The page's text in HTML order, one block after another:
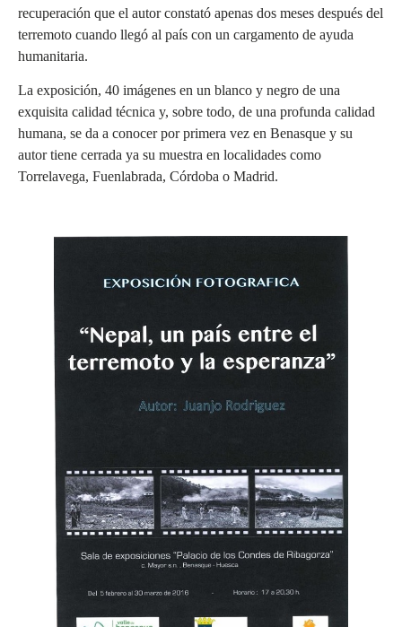
recuperación que el autor constató apenas dos meses después del
terremoto cuando llegó al país con un cargamento de ayuda
humanitaria.
La exposición, 40 imágenes en un blanco y negro de una
exquisita calidad técnica y, sobre todo, de una profunda calidad
humana, se da a conocer por primera vez en Benasque y su
autor tiene cerrada ya su muestra en localidades como
Torrelavega, Fuenlabrada, Córdoba o Madrid.